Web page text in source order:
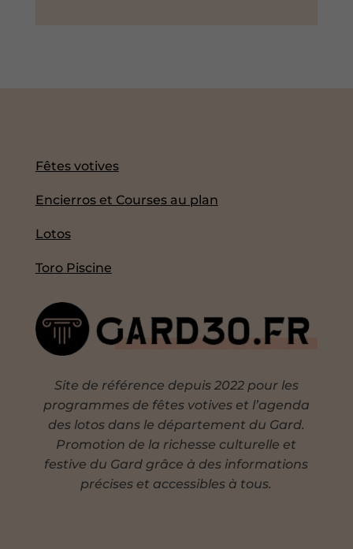
Fêtes votives
Encierros et Courses au plan
Lotos
Toro Piscine
Site de référence depuis 2022 pour les
programmes de fêtes votives et l’agenda
des lotos dans le département du Gard.
Promotion de la richesse culturelle et
festive du Gard grâce à des informations
précises et accessibles à tous.